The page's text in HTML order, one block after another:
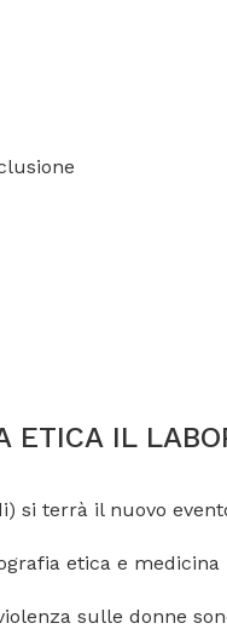
IL
si terrà il nuovo
etica e
sulle donne